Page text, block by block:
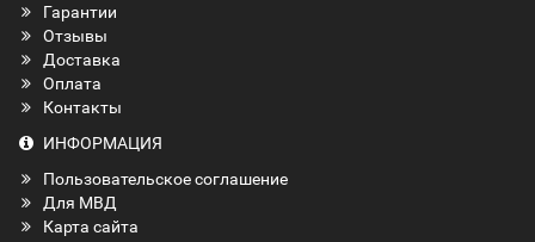
Гарантии
Отзывы
Доставка
Оплата
Контакты
ИНФОРМАЦИЯ
Пользовательское соглашение
Для МВД
Карта сайта